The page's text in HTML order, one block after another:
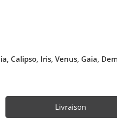
Calipso, Iris, Venus, Gaia,
Livraison